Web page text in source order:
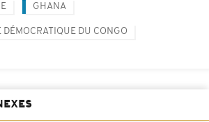
GHANA
DÉMOCRATIQUE DU CONGO